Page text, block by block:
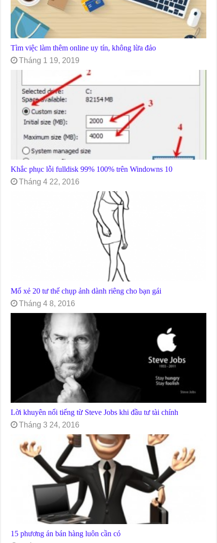
Tìm việc làm thêm online uy tín, không lừa đảo
Tháng 1 19, 2019
Khắc phục lỗi fulldisk 99% 100% trên Windowns 10
Tháng 4 22, 2016
Mổ xẻ 20 tư thế chụp ảnh dành riêng cho bạn gái
Tháng 4 8, 2016
Lời khuyên nổi tiếng từ Steve Jobs khi đầu tư tài chính
Tháng 3 24, 2016
15 phương án bán hàng luôn cần có